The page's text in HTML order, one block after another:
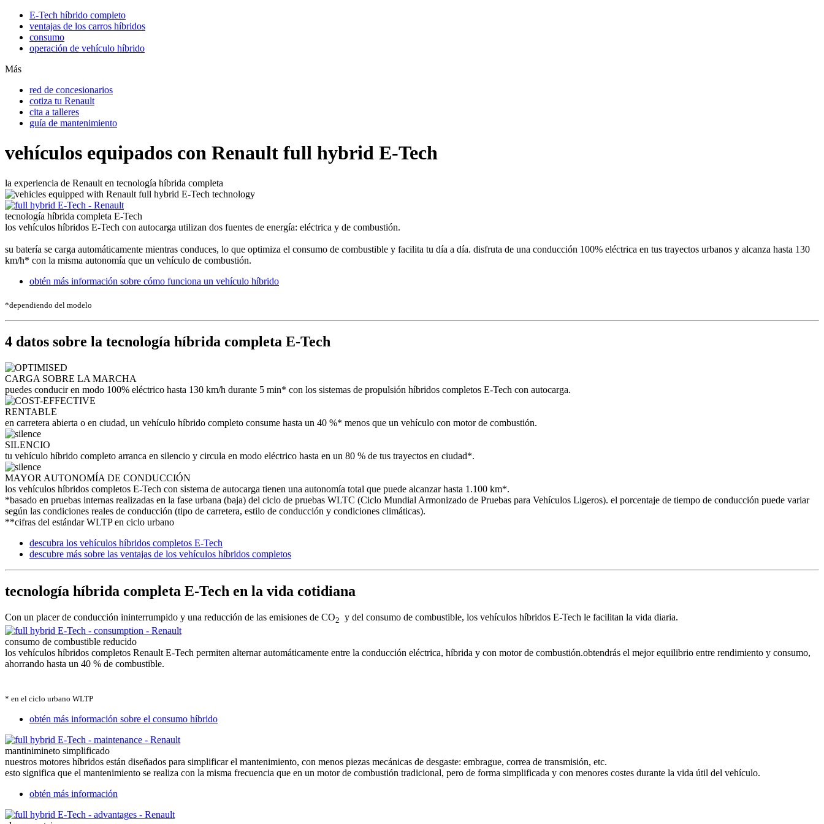
E-Tech híbrido completo
ventajas de los carros híbridos
consumo
operación de vehículo híbrido
Más
red de concesionarios
cotiza tu Renault
cita a talleres
guía de mantenimiento
vehículos equipados con Renault full hybrid E-Tech
la experiencia de Renault en tecnología híbrida completa
tecnología híbrida completa E-Tech
los vehículos híbridos E-Tech con autocarga utilizan dos fuentes de energía: eléctrica y de combustión.
su batería se carga automáticamente mientras conduces, lo que optimiza el consumo de combustible y facilita tu día a día. disfruta de una conducción 100% eléctrica en tus trayectos urbanos y alcanza hasta 130
km/h* con la misma autonomía que un vehículo de combustión.
obtén más información sobre cómo funciona un vehículo híbrido
*dependiendo del modelo
4 datos sobre la tecnología híbrida completa E-Tech
CARGA SOBRE LA MARCHA
puedes conducir en modo 100% eléctrico hasta 130 km/h durante 5 min* con los sistemas de propulsión híbridos completos E-Tech con autocarga.
RENTABLE
en carretera abierta o en ciudad, un vehículo híbrido completo consume hasta un 40 %* menos que un vehículo con motor de combustión.
SILENCIO
tu vehículo híbrido completo arranca en silencio y circula en modo eléctrico hasta en un 80 % de tus trayectos en ciudad*.
MAYOR AUTONOMÍA DE CONDUCCIÓN
los vehículos híbridos completos E-Tech con sistema de autocarga tienen una autonomía total que puede alcanzar hasta 1.100 km*.
*basado en pruebas internas realizadas en la fase urbana (baja) del ciclo de pruebas WLTC (Ciclo Mundial Armonizado de Pruebas para Vehículos Ligeros). el porcentaje de tiempo de conducción puede variar
según las condiciones reales de conducción (tipo de carretera, estilo de conducción y condiciones climáticas).
**cifras del estándar WLTP en ciclo urbano
descubra los vehículos híbridos completos E-Tech
descubre más sobre las ventajas de los vehículos híbridos completos
tecnología híbrida completa E-Tech en la vida cotidiana
Con un placer de conducción ininterrumpido y una reducción de las emisiones de CO2 y del consumo de combustible, los vehículos híbridos E-Tech le facilitan la vida diaria.
consumo de combustible reducido
los vehículos híbridos completos Renault E-Tech permiten alternar automáticamente entre la conducción eléctrica, híbrida y con motor de combustión.obtendrás el mejor equilibrio entre rendimiento y consumo,
ahorrando hasta un 40 % de combustible.
* en el ciclo urbano WLTP
obtén más información sobre el consumo híbrido
mantinimineto simplificado
nuestros motores híbridos están diseñados para simplificar el mantenimiento, con menos piezas mecánicas de desgaste: embrague, correa de transmisión, etc.
esto significa que el mantenimiento se realiza con la misma frecuencia que en un motor de combustión tradicional, pero de forma simplificada y con menores costes durante la vida útil del vehículo.
obtén más información